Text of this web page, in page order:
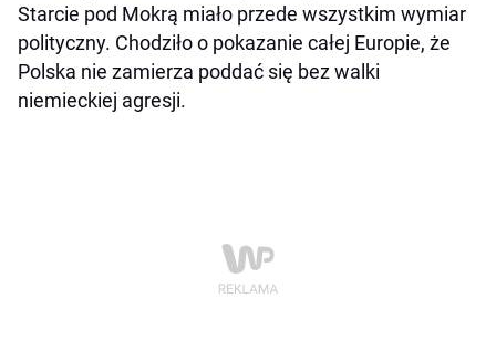
Starcie pod Mokrą miało przede wszystkim wymiar
polityczny. Chodziło o pokazanie całej Europie, że
Polska nie zamierza poddać się bez walki
niemieckiej agresji.